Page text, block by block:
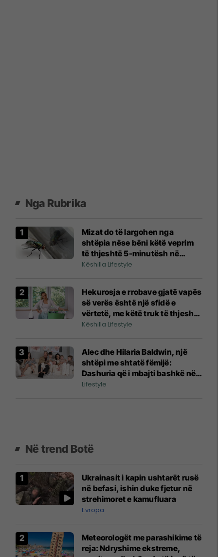
Nga Rubrika
Mizat do të largohen nga
shtëpia nëse bëni këtë veprim
të thjeshtë 5-minutësh në
kuzhinë gjatë verës
Këshilla Lifestyle
Hekurosja e rrobave gjatë vapës
së verës është një sfidë e
vërtetë, me këtë truk të thjeshtë
do ta harroni hekurin
Këshilla Lifestyle
Alec dhe Hilaria Baldwin, një
shtëpi me shtatë fëmijë:
Dashuria që i mbajti bashkë në
vitet më të vështira
Lifestyle
Në trend Botë
Ukrainasit i kapin ushtarët rusë
në befasi, ishin duke fjetur në
strehimoret e kamufluara
Evropa
Meteorologët me parashikime të
reja: Ndryshime ekstreme,